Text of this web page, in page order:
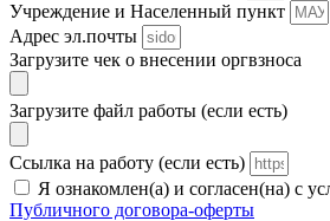
Учреждение и Населенный пункт
Адрес эл.почты
Загрузите чек о внесении оргвзноса
Загрузите файл работы (если есть)
Ссылка на работу (если есть)
Я ознакомлен(а) и согласен(на) с
Публичного договора-оферты